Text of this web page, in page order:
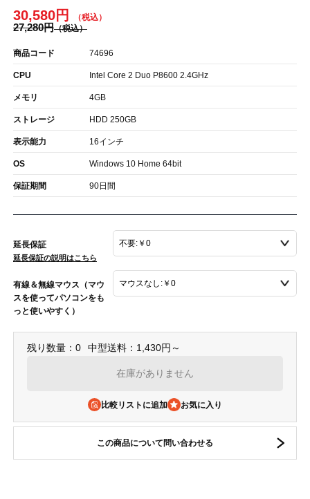
30,580円
27,280円
商品コード 74696
CPU Intel Core 2 Duo P8600 2.4GHz
メモリ 4GB
ストレージ HDD 250GB
表示能力 16インチ
OS Windows 10 Home 64bit
保証期間 90日間
延長保証
延長保証の説明はこちら
有線＆無線マウス（マウ
スを使ってパソコンをも
っと使いやすく）
残り数量：0 中型送料：1,430円～
在庫がありません
比較リストに追加
この商品について問い合わせる